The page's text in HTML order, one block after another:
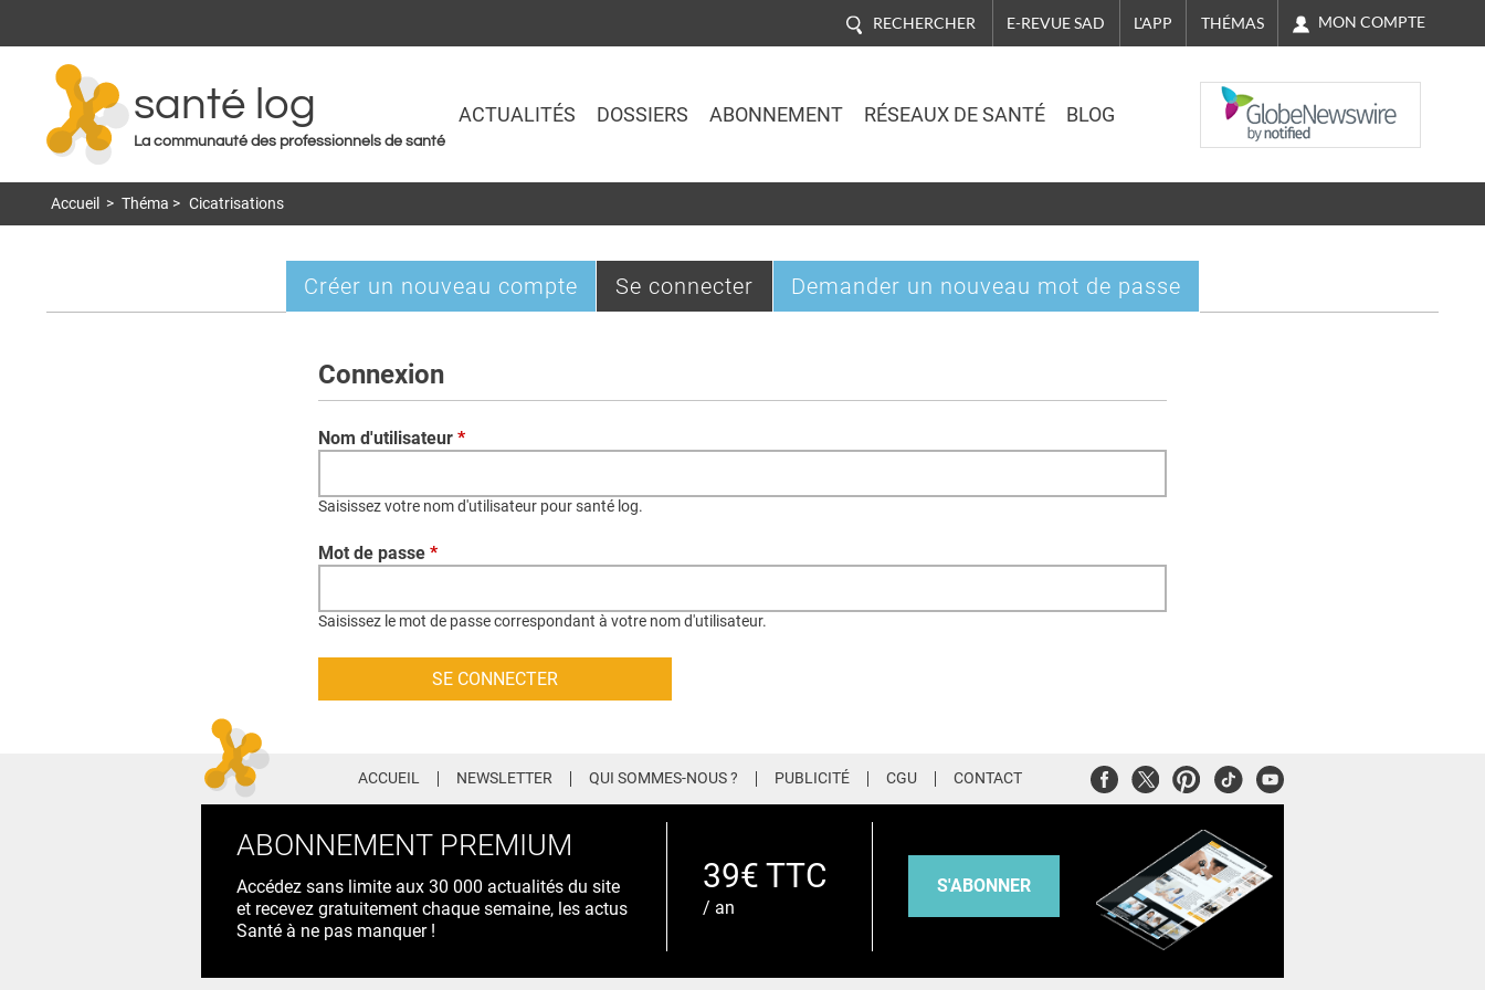
RECHERCHER E-REVUE SAD L'APP THÉMAS MON COMPTE
santé log
La communauté des professionnels de santé
ACTUALITÉS DOSSIERS ABONNEMENT RÉSEAUX DE SANTÉ BLOG
NASDAQ
Accueil > Théma > Cicatrisations
Onglets
Créer un nouveau compte Se connecter (onglet
actif)
Demander un nouveau mot de passe
Connexion
Nom d'utilisateur *
Saisissez votre nom d'utilisateur pour santé log.
Mot de passe *
Saisissez le mot de passe correspondant à votre nom d'utilisateur.
ACCUEIL NEWSLETTER QUI SOMMES-NOUS ? PUBLICITÉ CGU CONTACT FacebookTwitterPinterest
TiktokYoutube
ABONNEMENT PREMIUM
Accédez sans limite aux 30 000 actualités du site
et recevez gratuitement chaque semaine, les actus
Santé à ne pas manquer !
39€ TTC
/ an
S'ABONNER